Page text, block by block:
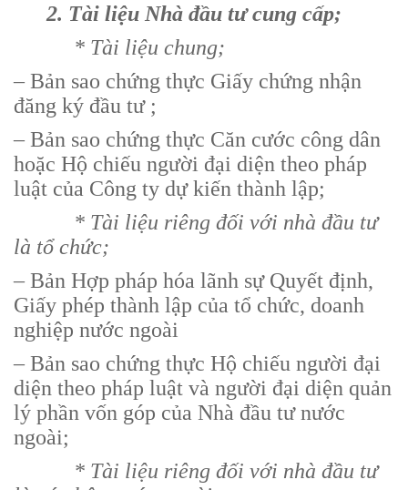
2. Tài liệu Nhà đầu tư cung cấp;
* Tài liệu chung;
– Bản sao chứng thực Giấy chứng nhận
đăng ký đầu tư ;
– Bản sao chứng thực Căn cước công dân
hoặc Hộ chiếu người đại diện theo pháp
luật của Công ty dự kiến thành lập;
* Tài liệu riêng đối với nhà đầu tư
là tổ chức;
– Bản Hợp pháp hóa lãnh sự Quyết định,
Giấy phép thành lập của tổ chức, doanh
nghiệp nước ngoài
– Bản sao chứng thực Hộ chiếu người đại
diện theo pháp luật và người đại diện quản
lý phần vốn góp của Nhà đầu tư nước
ngoài;
* Tài liệu riêng đối với nhà đầu tư